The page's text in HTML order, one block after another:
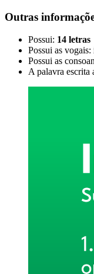
Outras
Possui: 14 letras
Possui as vogais:
Possui as
A palavra escrita